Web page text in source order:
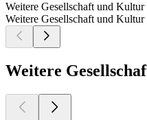
Weitere Gesellschaft und Kultur
Weitere Gesellschaft und Kultur
Weitere